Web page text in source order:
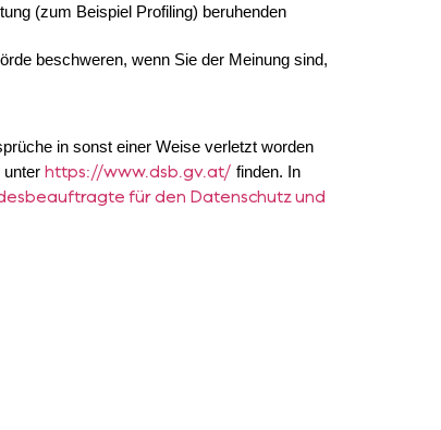
(zum Beispiel Profiling) beruhenden
beschweren, wenn Sie der Meinung sind,
in sonst einer Weise verletzt worden
unter https://www.dsb.gv.at/ finden. In
für den Datenschutz und